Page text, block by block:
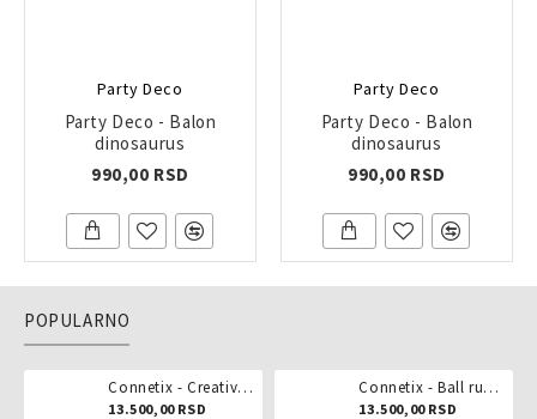
Party Deco
Party Deco - Balon
dinosaurus
990,00 RSD
Party Deco
Party Deco - Balon
dinosaurus
990,00 RSD
POPULARNO
Connetix - Creative pack 102 dela
13.500,00 RSD
Connetix - Ball run pastel 106 delova
13.500,00 RSD